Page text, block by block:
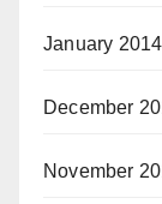
January 2014
December
November